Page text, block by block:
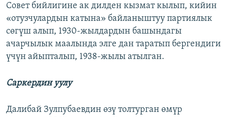
Совет бийлигине ак дилден кызмат кылып, кийин
«отузчулардын катына» байланыштуу партиялык
сөгүш алып, 1930-жылдардын башындагы
ачарчылык маалында элге дан таратып бергендиги
үчүн айыпталып, 1938-жылы атылган.
Саркердин уулу
Далибай Зулпубаевдин өзү толтурган өмүр